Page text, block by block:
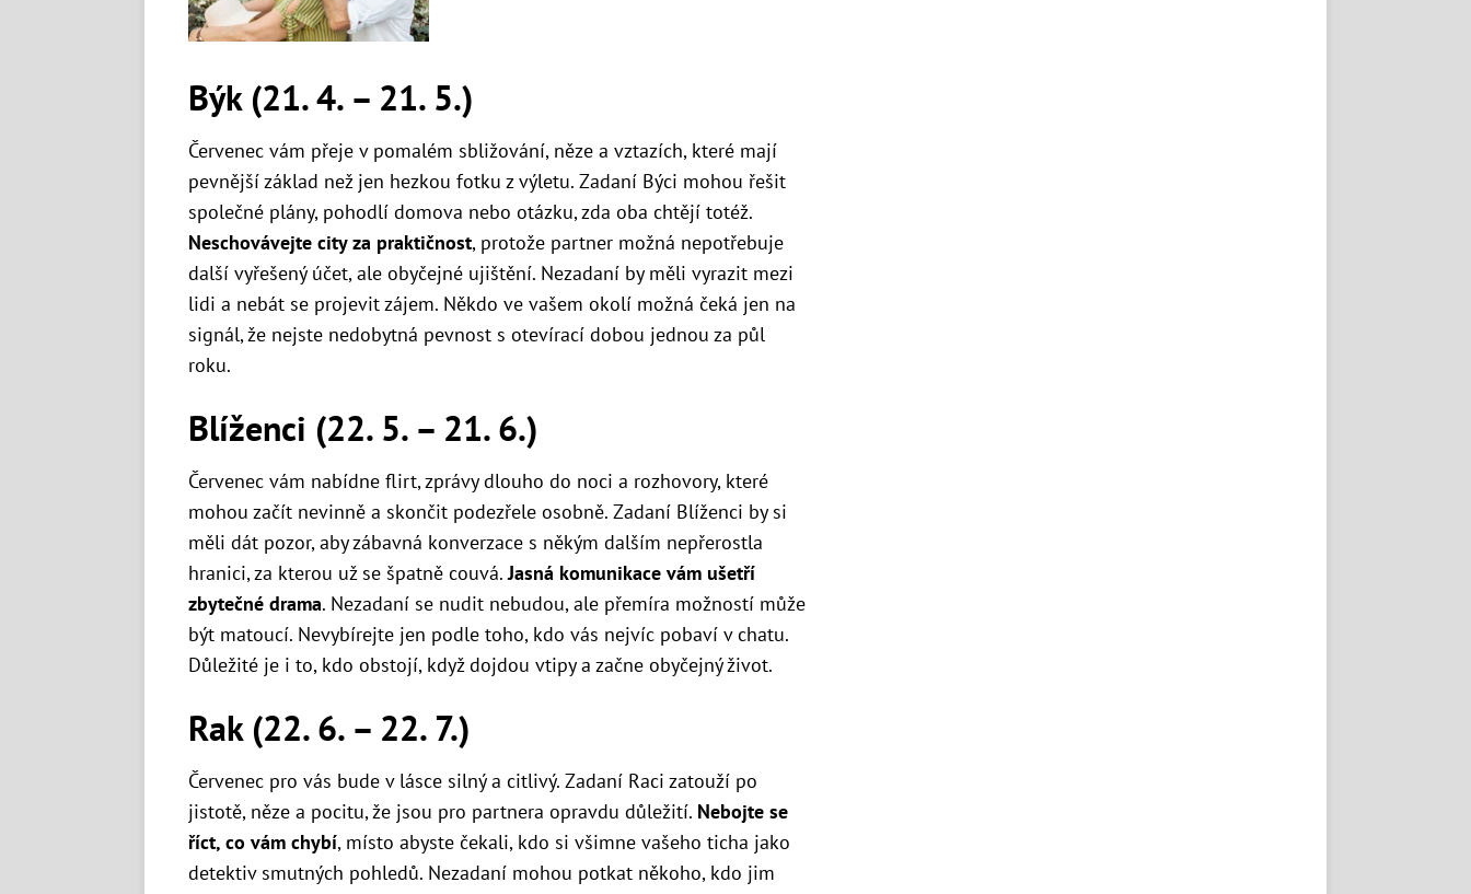
Býk (21. 4. – 21. 5.)
Červenec vám přeje v pomalém sbližování, něze a vztazích, které mají
pevnější základ než jen hezkou fotku z výletu. Zadaní Býci mohou řešit
společné plány, pohodlí domova nebo otázku, zda oba chtějí totéž.
Neschovávejte city za praktičnost, protože partner možná nepotřebuje
další vyřešený účet, ale obyčejné ujištění. Nezadaní by měli vyrazit mezi
lidi a nebát se projevit zájem. Někdo ve vašem okolí možná čeká jen na
signál, že nejste nedobytná pevnost s otevírací dobou jednou za půl
roku.
Blíženci (22. 5. – 21. 6.)
Červenec vám nabídne flirt, zprávy dlouho do noci a rozhovory, které
mohou začít nevinně a skončit podezřele osobně. Zadaní Blíženci by si
měli dát pozor, aby zábavná konverzace s někým dalším nepřerostla
hranici, za kterou už se špatně couvá.Jasná komunikace vám ušetří
zbytečné drama. Nezadaní se nudit nebudou, ale přemíra možností může
být matoucí. Nevybírejte jen podle toho, kdo vás nejvíc pobaví v chatu.
Důležité je i to, kdo obstojí, když dojdou vtipy a začne obyčejný život.
Rak (22. 6. – 22. 7.)
Červenec pro vás bude v lásce silný a citlivý. Zadaní Raci zatouží po
jistotě, něze a pocitu, že jsou pro partnera opravdu důležití. Nebojte se
říct, co vám chybí, místo abyste čekali, kdo si všimne vašeho ticha jako
detektiv smutných pohledů. Nezadaní mohou potkat někoho, kdo jim